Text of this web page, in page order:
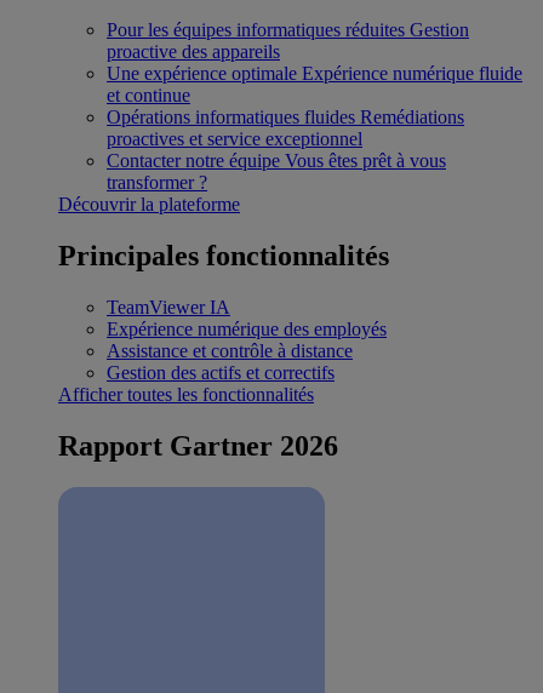
Pour les équipes informatiques réduites Gestion
proactive des appareils
Une expérience optimale Expérience numérique fluide
et continue
Opérations informatiques fluides Remédiations
proactives et service exceptionnel
Contacter notre équipe Vous êtes prêt à vous
transformer ?
Découvrir la plateforme
Principales fonctionnalités
TeamViewer IA
Expérience numérique des employés
Assistance et contrôle à distance
Gestion des actifs et correctifs
Afficher toutes les fonctionnalités
Rapport Gartner 2026